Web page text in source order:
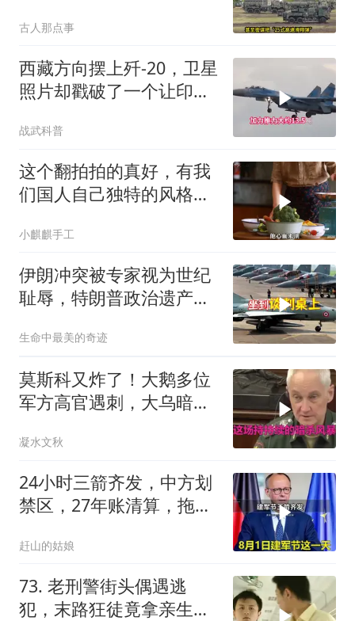
古人那点事
西藏方向摆上歼-20，卫星
照片却戳破了一个让印度
居然是“四手”老机
战武科普
这个翻拍拍的真好，有我
们国人自己独特的风格魅
小麒麒手工
伊朗冲突被专家视为世纪
耻辱，特朗普政治遗产遭
生命中最美的奇迹
莫斯科又炸了！大鹅多位
军方高官遇刺，大乌暗杀
凝水文秋
24小时三箭齐发，中方划
禁区，27年账清算，拖船
赶山的姑娘
73. 老刑警街头偶遇逃
犯，末路狂徒竟拿亲生儿